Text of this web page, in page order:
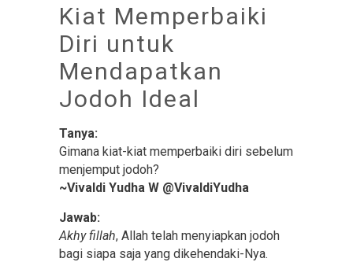
Kiat Memperbaiki
Diri untuk
Mendapatkan
Jodoh Ideal
Tanya:
Gimana kiat-kiat memperbaiki diri sebelum
menjemput jodoh?
~Vivaldi Yudha W ‏@VivaldiYudha
Jawab:
Akhy fillah, Allah telah menyiapkan jodoh
bagi siapa saja yang dikehendaki-Nya.